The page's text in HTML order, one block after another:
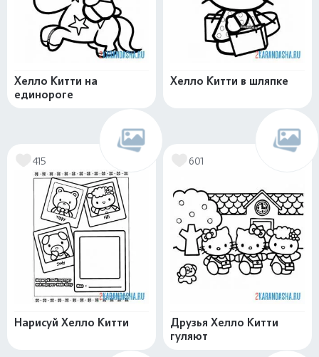
Хелло Китти на
единороге
Хелло Китти в шляпке
415
Нарисуй Хелло Китти
601
Друзья Хелло Китти
гуляют